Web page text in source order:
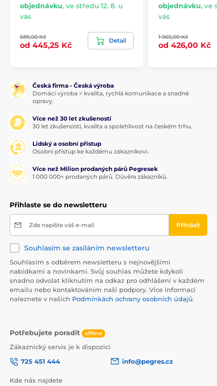
objednávku, ve středu 12. 8. u
vás
685,00 Kč
od 445,25 Kč
Detail
objednávku, ve
vás
1 065,00 Kč
od 426,00 Kč
Česká firma - Česká výroba
Domácí výroba = kvalita, rychlá komunikace a snadné
opravy.
Více než 30 let zkušeností
30 let zkušeností, kvalita a spolehlivost na českém trhu.
Lidský a osobní přístup
Osobní přístup ke každému zákazníkovi.
Více než Milion prodaných párů Pegresek
1 000 000+ prodaných párů. Důvěra zákazníků.
Přihlaste se do newsletteru
Zde napište váš e-mail Přihlásit
Souhlasím se zasíláním newsletteru
Souhlasím s odběrem newsletteru s nejnovějšími
nabídkami a novinkami. Svůj souhlas můžete kdykoli
snadno odvolat kliknutím na odkaz pro odhlášení v každém
emailu nebo kontaktováním naší podpory. Více informací
naleznete v našich Podmínkách ochrany osobních údajů.
Potřebujete poradit offline
Zákaznický servis je k dispozici
725 451 444
info@pegres.cz
Kde nás najdete